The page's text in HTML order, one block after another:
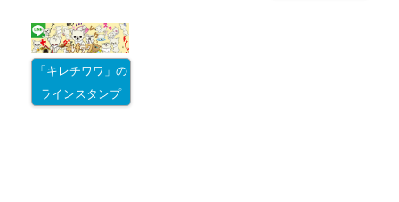
「キレチワワ」の
ラインスタンプ